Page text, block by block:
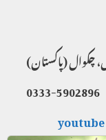
چکوال (پاکستان)
0333-5902896
youtube